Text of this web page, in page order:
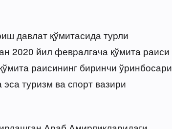
давлат қўмитасида турли
2020 йил февралгача қўмита раиси
раисининг биринчи ўринбосари
туризм ва спорт вазири